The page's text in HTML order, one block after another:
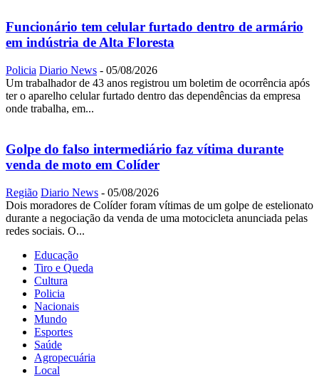
Funcionário tem celular furtado dentro de armário
em indústria de Alta Floresta
Policia Diario News - 05/08/2026
Um trabalhador de 43 anos registrou um boletim de ocorrência após
ter o aparelho celular furtado dentro das dependências da empresa
onde trabalha, em...
Golpe do falso intermediário faz vítima durante
venda de moto em Colíder
Região Diario News - 05/08/2026
Dois moradores de Colíder foram vítimas de um golpe de estelionato
durante a negociação da venda de uma motocicleta anunciada pelas
redes sociais. O...
Educação
Tiro e Queda
Cultura
Policia
Nacionais
Mundo
Esportes
Saúde
Agropecuária
Local